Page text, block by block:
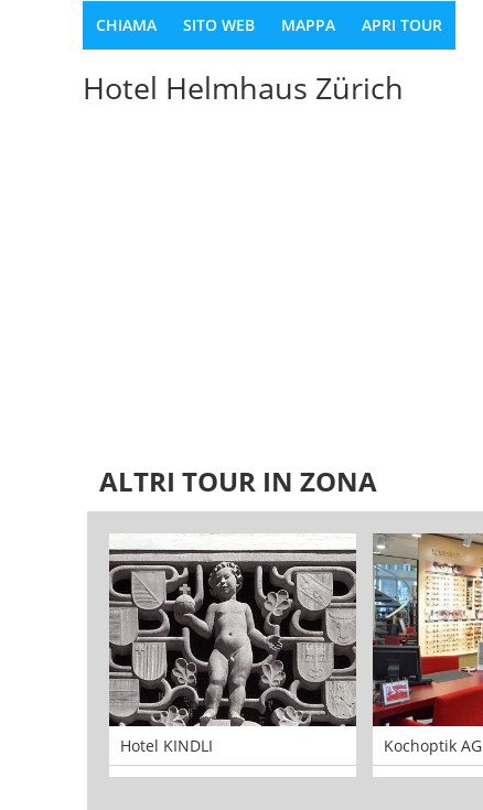
CHIAMA SITO WEB MAPPA APRI TOUR
Hotel Helmhaus Zürich
ALTRI TOUR IN ZONA
Hotel KINDLI Kochoptik AG